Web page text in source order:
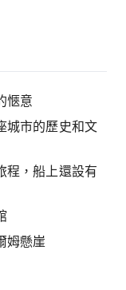
愜意
城市的歷史和文
程，船上還設有
姆懸崖